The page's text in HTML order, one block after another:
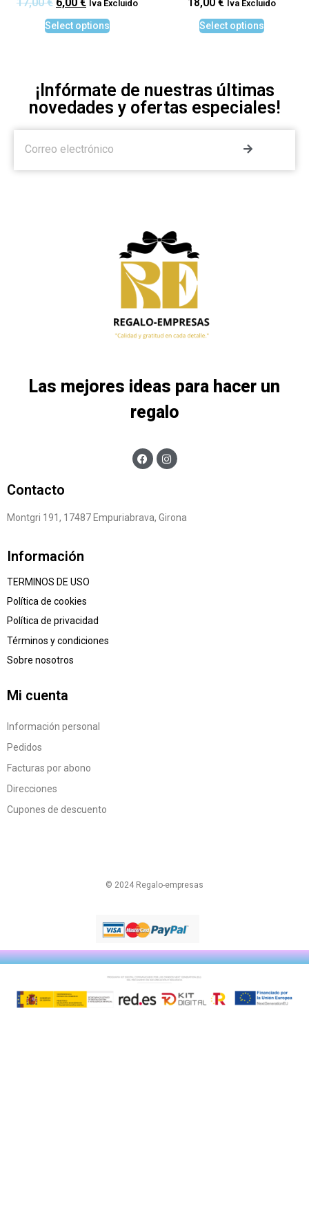
Iva Excluido
Select options
Iva Excluido
Select options
¡Infórmate de nuestras últimas
novedades y ofertas especiales!
Las mejores ideas para hacer un
regalo
Contacto
Montgri 191, 17487 Empuriabrava, Girona
Información
TERMINOS DE USO
Política de cookies
Política de privacidad
Términos y condiciones
Sobre nosotros
Mi cuenta
Información personal
Pedidos
Facturas por abono
Direcciones
Cupones de descuento
© 2024 Regalo-empresas